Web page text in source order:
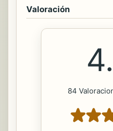
Valoración
84